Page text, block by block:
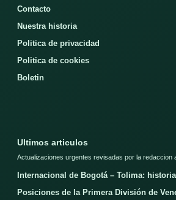
Contacto
Nuestra historia
Politica de privacidad
Politica de cookies
Boletin
Ultimos articulos
Actualizaciones urgentes revisadas por la redaccion
Internacional de Bogotá – Tolima:
Posiciones de la Primera División de